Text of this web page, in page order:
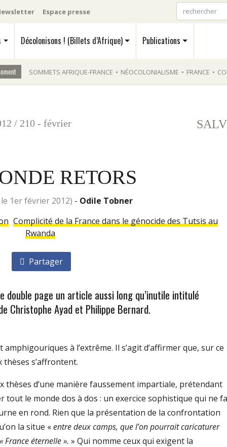
Espace presse
Décolonisons ! (Billets d’Afrique) Publications
SOMMETS AFRIQUE-FRANCE • NÉOCOLONIALISME • FRANCE •
/ 210 - février
RETORS
le 1er février 2012) - Odile Tobner
Complicité de la France dans le génocide des Tutsis au
Rwanda
Partager
double page un article aussi long qu’inutile intitulé
Christophe Ayad et Philippe Bernard.
à l’extrême. Il s’agit d’affirmer que, sur ce
thèses s’affrontent.
thèses d’une manière faussement impartiale, prétendant
tout le monde dos à dos : un exercice sophistique qui ne
en rond. Rien que la présentation de la confrontation
la situe «entre deux camps, que l’on pourrait caricaturer
France éternelle». » Qui nomme ceux qui exigent la